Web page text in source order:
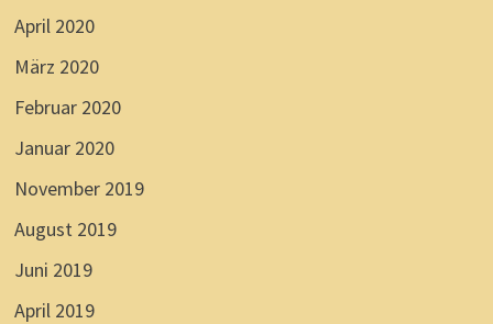
April 2020
März 2020
Februar 2020
Januar 2020
November 2019
August 2019
Juni 2019
April 2019